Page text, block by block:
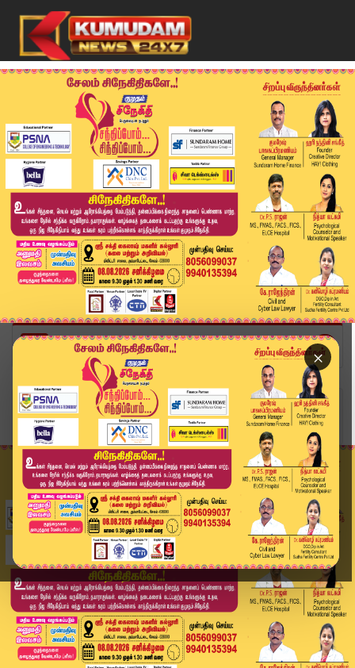
×
Home
வீடியோ ஸ்டோரி
என்னது மழையா..? நல்ல வார்த்தை சொன்ன..! எங்க..? ...